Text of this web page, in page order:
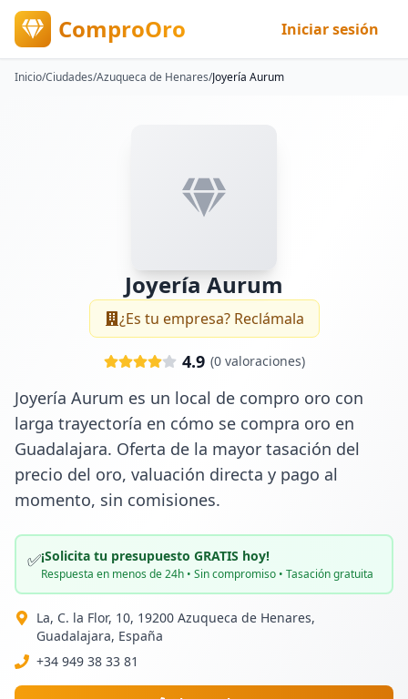
ComproOro Iniciar sesión
Inicio/Ciudades/Azuqueca de Henares/Joyería Aurum
Joyería Aurum
¿Es tu empresa? Reclámala
4.9 (0valoraciones)
Joyería Aurum es un local de compro oro con
larga trayectoría en cómo se compra oro en
Guadalajara. Oferta de la mayor tasación del
precio del oro, valuación directa y pago al
momento, sin comisiones.
✅¡Solicita tu presupuesto GRATIS hoy!
Respuesta en menos de 24h • Sin compromiso • Tasación gratuita
La, C. la Flor, 10, 19200 Azuqueca de Henares,
Guadalajara, España
+34 949 38 33 81